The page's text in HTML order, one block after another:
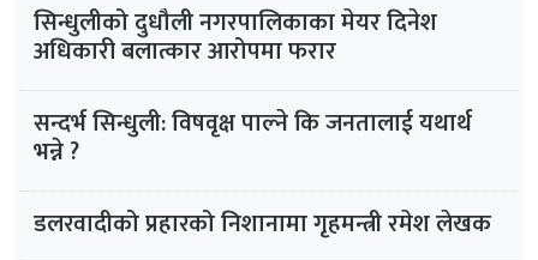
सिन्धुलीको दुधौली नगरपालिकाका मेयर दिनेश
अधिकारी बलात्कार आरोपमा फरार
सन्दर्भ सिन्धुली: विषवृक्ष पाल्ने कि जनतालाई यथार्थ
भन्ने ?
डलरवादीको प्रहारको निशानामा गृहमन्त्री रमेश लेखक